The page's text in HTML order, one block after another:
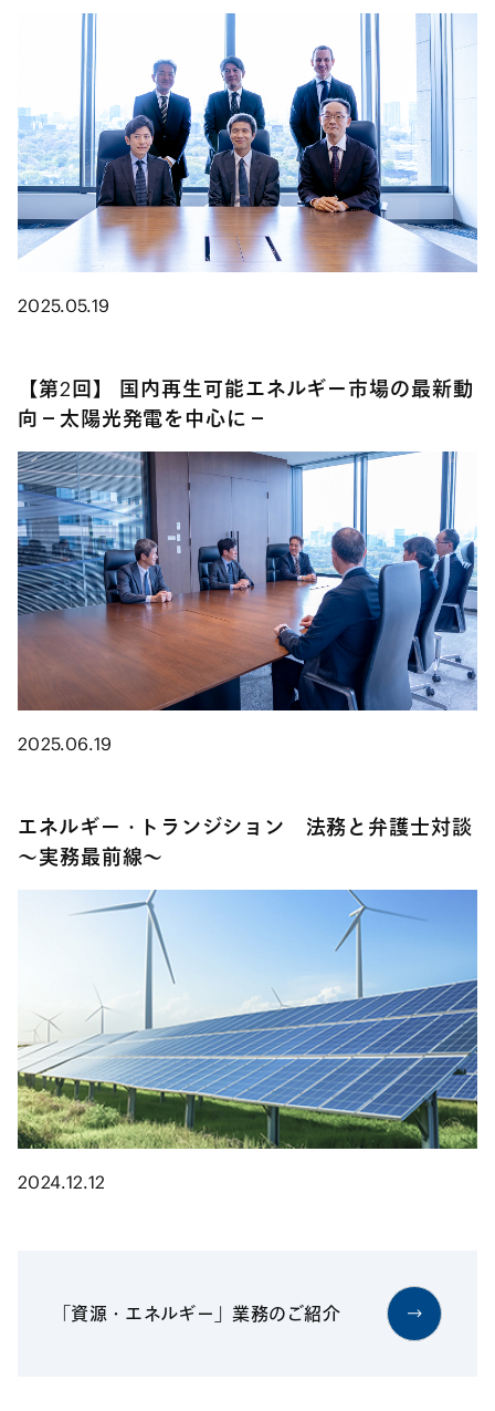
2025.05.19
【第2回】 国内再生可能エネルギー市場の最新動
向－太陽光発電を中心に－
2025.06.19
エネルギー・トランジション 法務と弁護士対談
～実務最前線～
2024.12.12
「資源・エネルギー」業務のご紹介